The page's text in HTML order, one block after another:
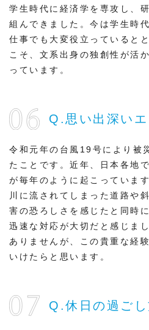
学生時代に経済学を専攻し、
組んできました。今は学生時
仕事でも大変役立っていると
こそ、文系出身の独創性が活
っています。
Q.思い出深いエ
令和元年の台風19号により被
たことです。近年、日本各地
が毎年のように起こっていま
川に流されてしまった道路や
害の恐ろしさを感じたと同時
迅速な対応が大切だと感じま
ありませんが、この貴重な経
いけたらと思います。
Q.休日の過ごし